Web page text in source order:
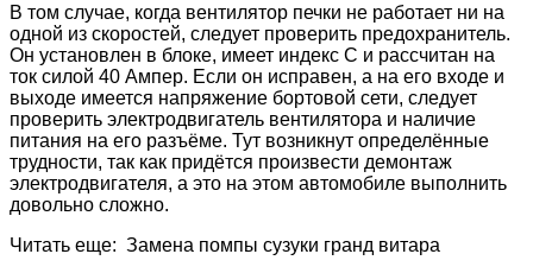
В том случае, когда вентилятор печки не работает ни на
одной из скоростей, следует проверить предохранитель.
Он установлен в блоке, имеет индекс С и рассчитан на
ток силой 40 Ампер. Если он исправен, а на его входе и
выходе имеется напряжение бортовой сети, следует
проверить электродвигатель вентилятора и наличие
питания на его разъёме. Тут возникнут определённые
трудности, так как придётся произвести демонтаж
электродвигателя, а это на этом автомобиле выполнить
довольно сложно.
Читать еще: Замена помпы сузуки гранд витара